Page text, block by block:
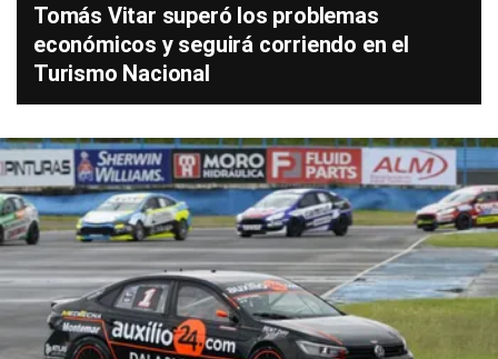
Tomás Vitar superó los problemas
económicos y seguirá corriendo en el
Turismo Nacional